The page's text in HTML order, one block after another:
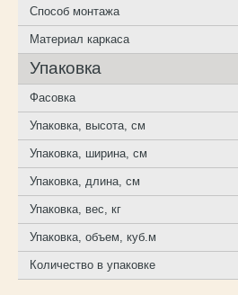
Способ монтажа
Материал каркаса
Упаковка
Фасовка
Упаковка, высота, см
Упаковка, ширина, см
Упаковка, длина, см
Упаковка, вес, кг
Упаковка, объем, куб.м
Количество в упаковке